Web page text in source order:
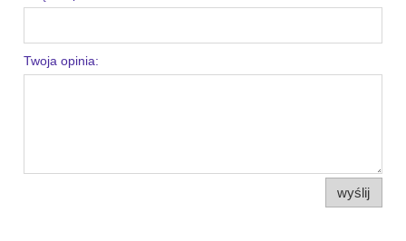
Twoja opinia:
wyślij